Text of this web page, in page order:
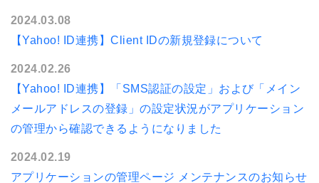
2024.03.08
【Yahoo! ID連携】Client IDの新規登録について
2024.02.26
【Yahoo! ID連携】「SMS認証の設定」および「メイン
メールアドレスの登録」の設定状況がアプリケーション
の管理から確認できるようになりました
2024.02.19
アプリケーションの管理ページ メンテナンスのお知らせ